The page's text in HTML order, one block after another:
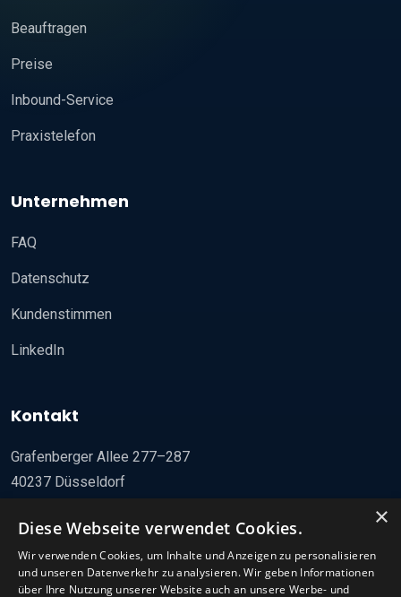
Beauftragen
Preise
Inbound-Service
Praxistelefon
Unternehmen
FAQ
Datenschutz
Kundenstimmen
LinkedIn
Kontakt
Grafenberger Allee 277–287
40237 Düsseldorf
+49 211 436910
info@dusoffice.de
×
Diese Webseite verwendet Cookies.
Wir verwenden Cookies, um Inhalte und Anzeigen zu personalisieren
und unseren Datenverkehr zu analysieren. Wir geben Informationen
über Ihre Nutzung unserer Website auch an unsere Werbe- und